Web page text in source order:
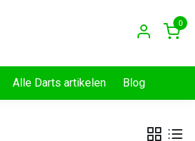
0
Alle Darts artikelen Blog